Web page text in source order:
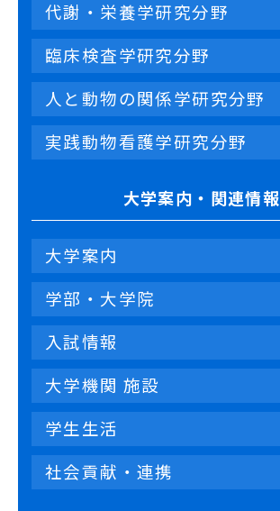
代謝・栄養学研究分野
臨床検査学研究分野
人と動物の関係学研究分野
実践動物看護学研究分野
大学案内・関連情報
大学案内
学部・大学院
入試情報
大学機関 施設
学生生活
社会貢献・連携